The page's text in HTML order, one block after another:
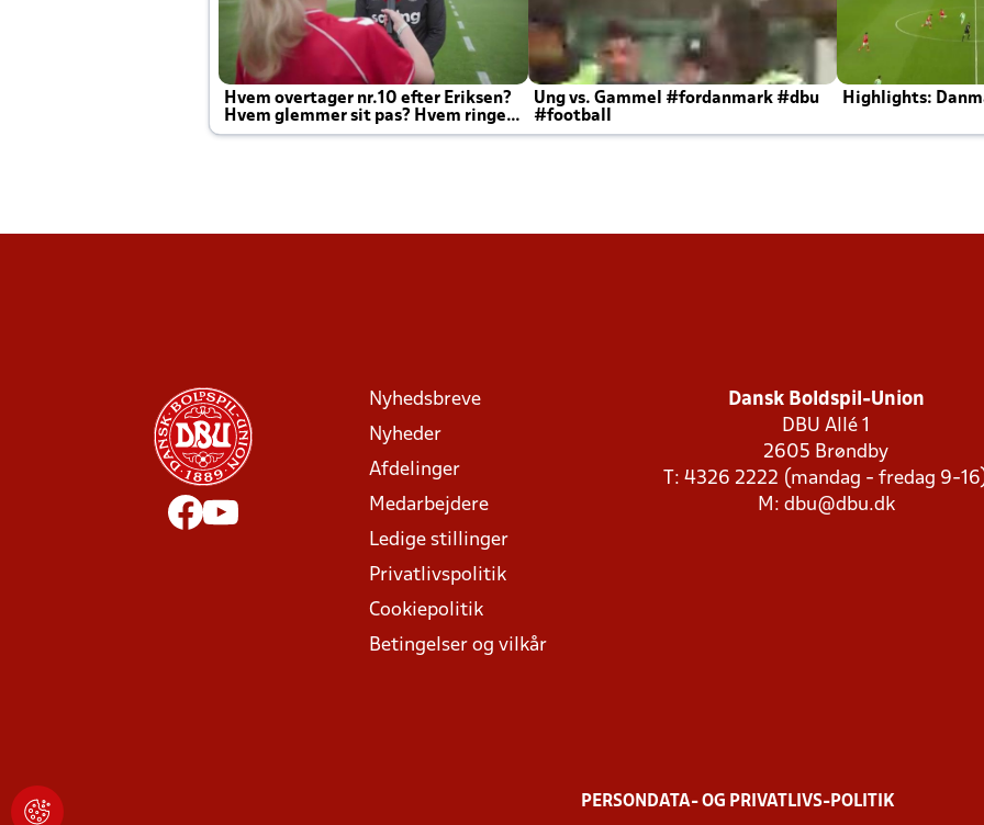
Hvem overtager nr.10 efter Eriksen?
Hvem glemmer sit pas? Hvem ringer
Joachim altid til efter kampe?
Ung vs. Gammel #fordanmark #dbu
#football
Highlights:
Nyhedsbreve
Nyheder
Afdelinger
Medarbejdere
Ledige stillinger
Privatlivspolitik
Cookiepolitik
Betingelser og vilkår
Dansk Boldspil-Union
DBU Allé 1
2605 Brøndby
T: 4326 2222 (mandag - fredag 9-
M: dbu@dbu.dk
PERSONDATA- OG PRIVATLIVS-POLITIK